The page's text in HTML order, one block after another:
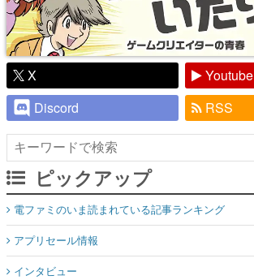
X
Youtube
Discord
RSS
ピックアップ
電ファミのいま読まれている記事ランキング
アプリセール情報
インタビュー